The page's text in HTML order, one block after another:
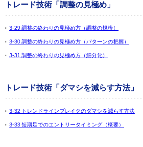
トレード技術「調整の見極め」
3-29 調整の終わりの見極め方（調整の規模）
3-30 調整の終わりの見極め方（パターンの把握）
3-31 調整の終わりの見極め方（細分化）
トレード技術「ダマシを減らす方法」
3-32 トレンドラインブレイクのダマシを減らす方法
3-33 短期足でのエントリータイミング（概要）